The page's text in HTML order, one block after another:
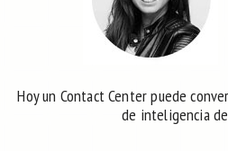
Hoy un Contact Center puede
de inteligencia